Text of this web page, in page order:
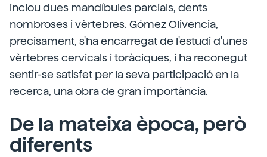
inclou dues mandíbules parcials, dents
nombroses i vèrtebres. Gómez Olivencia,
precisament, s'ha encarregat de l'estudi d'unes
vèrtebres cervicals i toràciques, i ha reconegut
sentir-se satisfet per la seva participació en la
recerca, una obra de gran importància.
De la mateixa època, però
diferents